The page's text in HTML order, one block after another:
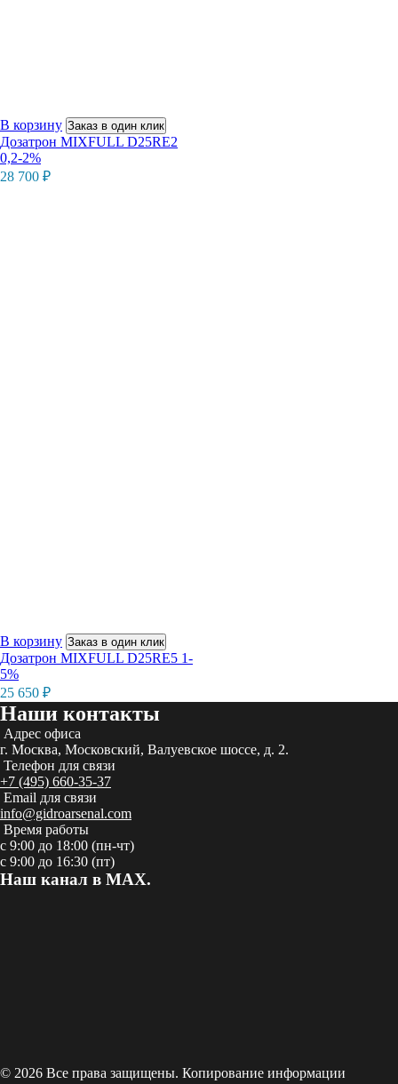
В корзину Заказ в один клик
Дозатрон MIXFULL D25RE2
0,2-2%
28 700 ₽
В корзину Заказ в один клик
Дозатрон MIXFULL D25RE5 1-
5%
25 650 ₽
Наши контакты
Адрес офиса
г. Москва, Московский, Валуевское шоссе, д. 2.
Телефон для связи
+7 (495) 660-35-37
Email для связи
info@gidroarsenal.com
Время работы
с 9:00 до 18:00 (пн-чт)
с 9:00 до 16:30 (пт)
Наш канал в MAX.
© 2026 Все права защищены. Копирование информации